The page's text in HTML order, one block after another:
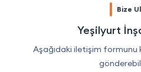
Bize
Yeşilyurt
Aşağıdaki iletişim